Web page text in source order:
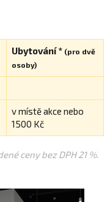
Ubytování * (pro dvě
osoby)
v místě akce nebo
1500 Kč
ceny bez DPH 21 %.